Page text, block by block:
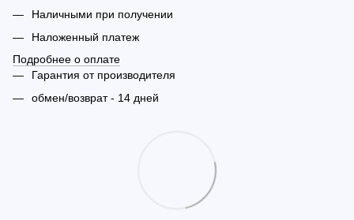
Наличными при получении
Наложенный платеж
Подробнее о оплате
Гарантия от производителя
обмен/возврат - 14 дней